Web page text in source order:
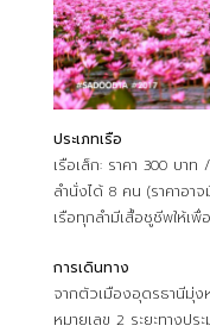
ประเภทเรือ
เรือเล็ก: ราคา 300 บา
ลำนั่งได้ 8 คน (ราคาอา
เรือทุกลำมีเสื้อชูชีพให้เ
การเดินทาง
จากตัวเมืองอุดรธานีมุ่ง
หมายเลข 2 ระยะทางป